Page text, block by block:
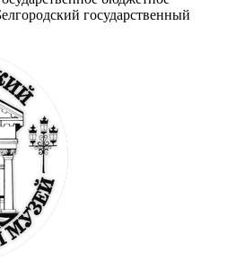
государственный